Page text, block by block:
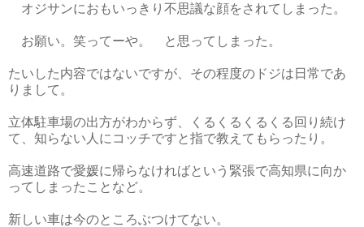
オジサンにおもいっきり不思議な顔をされてしまった。
お願い。笑ってーや。 と思ってしまった。
たいした内容ではないですが、その程度のドジは日常であ
りまして。
立体駐車場の出方がわからず、くるくるくるくる回り続け
て、知らない人にコッチですと指で教えてもらったり。
高速道路で愛媛に帰らなければという緊張で高知県に向か
ってしまったことなど。
新しい車は今のところぶつけてない。